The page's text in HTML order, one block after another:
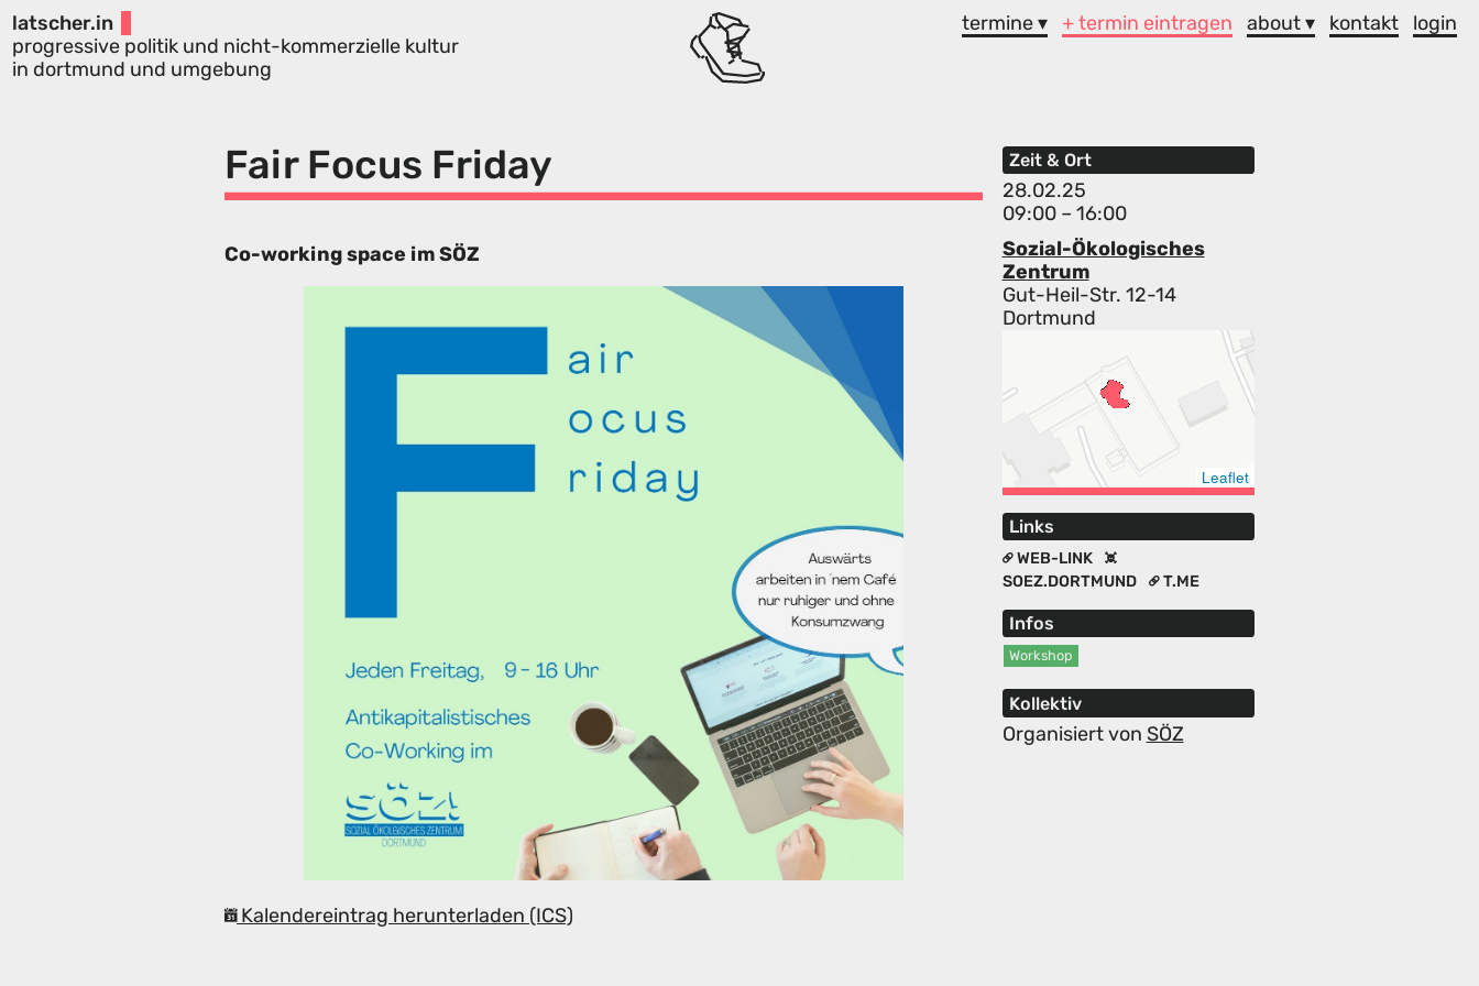
latscher.in
progressive politik und nicht-kommerzielle kultur
in dortmund und umgebung
termine ▾ + termin eintragen about ▾ kontakt login
Fair Focus Friday Zeit & Ort
28.02.25
09:00 – 16:00
Sozial-Ökologisches
Zentrum
Gut-Heil-Str. 12-14
Dortmund
Leaflet
Links
WEB-LINK
SOEZ.DORTMUND
T.ME
Infos
Workshop
Kollektiv
Organisiert von SÖZ
Co-working space im SÖZ
Kalendereintrag herunterladen (ICS)